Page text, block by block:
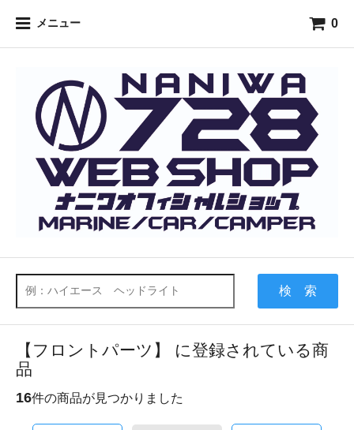
メニュー 0
検 索
【フロントパーツ】 に登録されている商
品
16件の商品が見つかりました